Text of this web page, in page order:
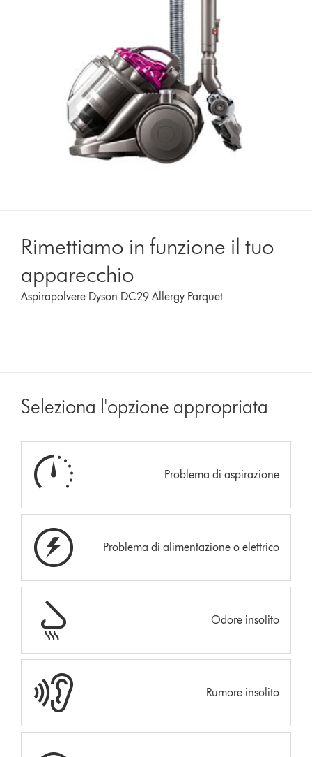
Rimettiamo in funzione il tuo
apparecchio
Aspirapolvere Dyson DC29 Allergy Parquet
Seleziona l'opzione appropriata
Problema di aspirazione
Problema di alimentazione o elettrico
Odore insolito
Rumore insolito